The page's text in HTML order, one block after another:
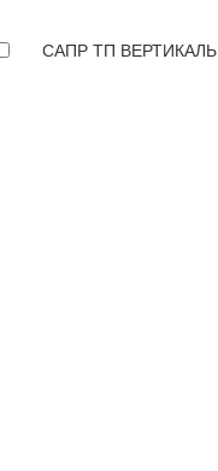
САПР ТП ВЕРТИКАЛЬ